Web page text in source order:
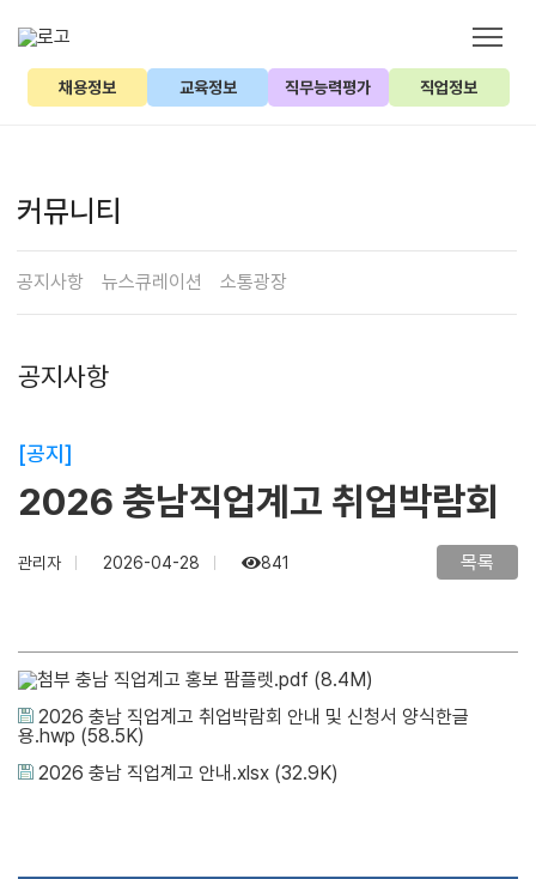
채용정보 교육정보 직무능력평가 직업정보
커뮤니티
공지사항 뉴스큐레이션 소통광장
공지사항
[공지]
2026 충남직업계고 취업박람회
관리자 2026-04-28 841 목록
충남 직업계고 홍보 팜플렛.pdf (8.4M)
2026 충남 직업계고 취업박람회 안내 및 신청서 양식한글
용.hwp (58.5K)
2026 충남 직업계고 안내.xlsx (32.9K)